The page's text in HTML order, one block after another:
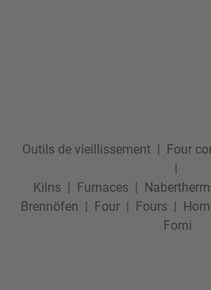
Outils de vieillissement| Four
Kilns
Furnaces
Brennöfen
Four Fours
Forni